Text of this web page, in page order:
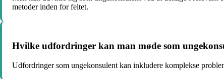
metoder inden for feltet.
Hvilke udfordringer kan man møde som
Udfordringer som ungekonsulent kan inkludere komplekse